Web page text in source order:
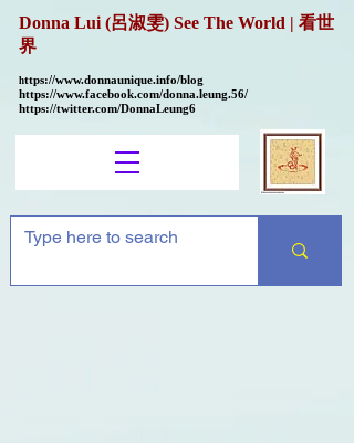
Donna Lui (呂淑雯) See The World | 看世
界
https://www.donnaunique.info/blog
https://www.facebook.com/donna.leung.56/
https://twitter.com/DonnaLeung6